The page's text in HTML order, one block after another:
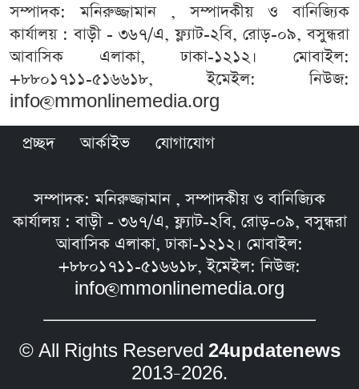
সম্পাদক: মনিরুজ্জামান , সম্পাদকীয় ও বানিজ্যিক
কার্যালয় : বাড়ী - ৩৬৭/এ, ফ্ল্যাট-২বি, রোড়-০৯, বসুন্ধরা
আবাসিক এলাকা, ঢাকা-১২১২। মোবাইল:
+৮৮০১৭১১-৫১৬৬১৮, ইমেইল: নিউজ:
info@mmonlinemedia.org
প্রচ্ছদ
আর্কাইভ যোগাযোগ
সম্পাদক: মনিরুজ্জামান , সম্পাদকীয় ও বানিজ্যিক
কার্যালয় : বাড়ী - ৩৬৭/এ, ফ্ল্যাট-২বি, রোড়-০৯, বসুন্ধরা
আবাসিক এলাকা, ঢাকা-১২১২। মোবাইল:
+৮৮০১৭১১-৫১৬৬১৮, ইমেইল: নিউজ:
info@mmonlinemedia.org
© All Rights Reserved 24updatenews
2013–2026.